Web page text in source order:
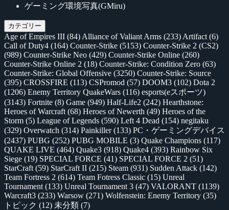
ゲーミング環境写真(GMiru)
カテゴリー
Age of Empires III (84) Alliance of Valiant Arms (233) Artifact (6)
Call of Duty4 (164) Counter-Strike (5153) Counter-Strike 2 (CS2)
(989) Counter-Strike Neo (429) Counter-Strike Online (260)
Counter-Strike Online 2 (18) Counter-Strike: Condition Zero (63)
Counter-Strike: Global Offensive (3250) Counter-Strike: Source
(395) CROSSFIRE (113) CSPromod (57) DOOM3 (102) Dota 2
(1206) Enemy Territory QuakeWars (116) esports(eスポーツ)
(3143) Fortnite (8) Game (949) Half-Life2 (242) Hearthstone:
Heroes of Warcraft (68) Heroes of Newerth (49) Heroes of the
Storm (5) League of Legends (590) Left 4 Dead (154) negitaku
(329) Overwatch (314) Painkiller(133) PC・ゲーミングデバイス
(2437) PUBG (252) PUBG MOBILE (3) Quake Champions (117)
QUAKE LIVE (464) Quake3 (918) Quake4 (393) Rainbow Six
Siege (19) SPECIAL FORCE (41) SPECIAL FORCE 2 (51)
StarCraft (59) StarCraft II (215) Steam (931) Sudden Attack (142)
Team Fortress 2 (614) Team Fotress Classic (15) Unreal
Tournament (133) Unreal Tournament 3 (47) VALORANT (1139)
Warcraft3 (233) Warsow (271) Wolfenstein: Enemy Territory (35)
トピック (12) 未分類 (7)